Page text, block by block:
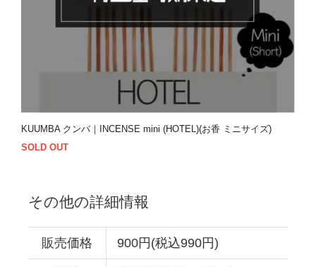
KUUMBA クンバ｜INCENSE mini (HOTEL)(お香 ミニサイズ)
SOLD OUT
その他の詳細情報
販売価格 900円(税込990円)